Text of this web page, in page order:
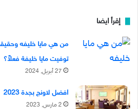
إقرأ ايضا
من هي مايا خليفه
توفيت مايا خليفة فعلاً؟
27 أبريل, 2024
افضل لاونج بجدة 2023
2 مارس, 2023